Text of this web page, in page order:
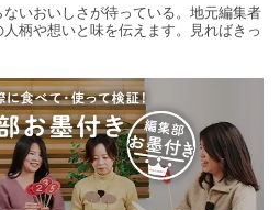
いおいしさが待っている。地元編集者
柄や想いと味を伝えます。見ればきっ